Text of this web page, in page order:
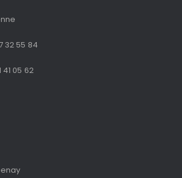
32 55 84
41 05 62